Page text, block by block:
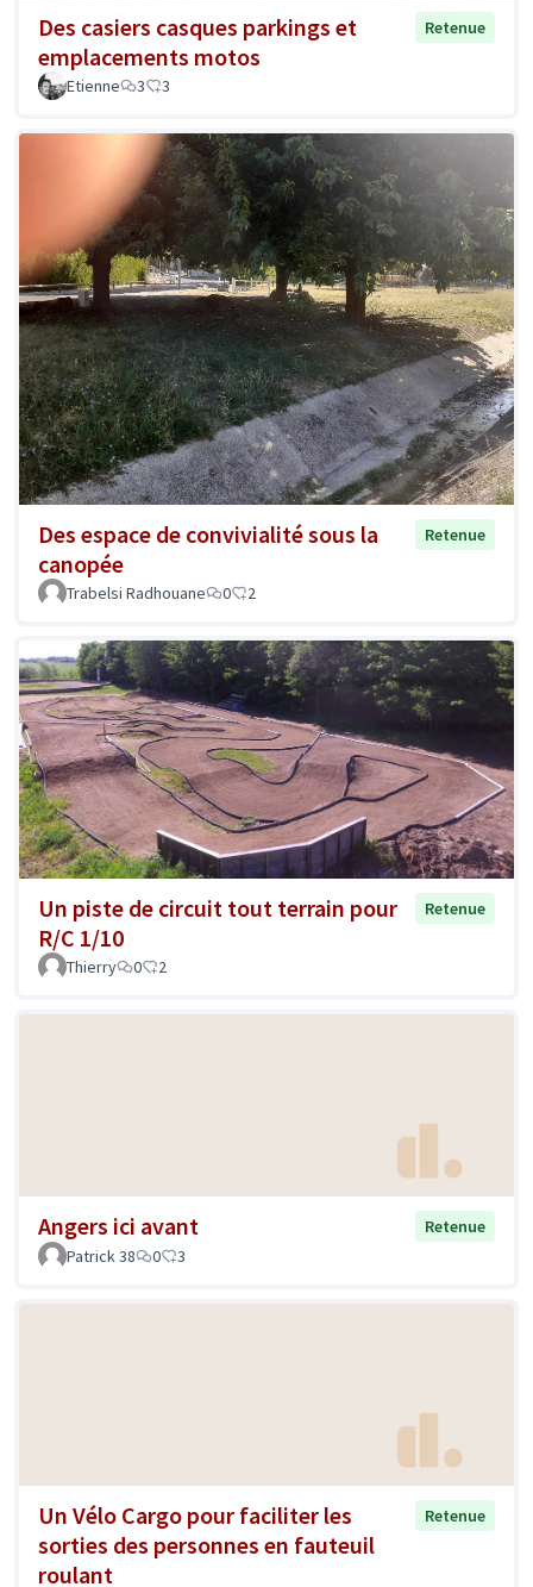
Des casiers casques parkings et
emplacements motos
Retenue
Etienne 3 3
Des espace de convivialité sous la
canopée
Retenue
Trabelsi Radhouane 0 2
Un piste de circuit tout terrain pour
R/C 1/10
Retenue
Thierry 0 2
Angers ici avant
Retenue
Patrick 38
0 3
Un Vélo Cargo pour faciliter les
sorties des personnes en fauteuil
roulant
Retenue